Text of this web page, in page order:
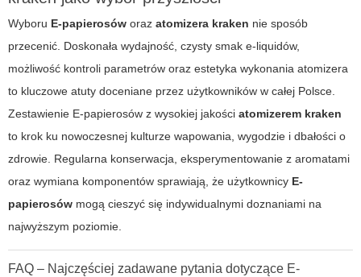
Wyboru E-papierosów oraz atomizera kraken nie sposób
przecenić. Doskonała wydajność, czysty smak e-liquidów,
możliwość kontroli parametrów oraz estetyka wykonania atomizera
to kluczowe atuty doceniane przez użytkowników w całej Polsce.
Zestawienie E-papierosów z wysokiej jakości atomizerem kraken
to krok ku nowoczesnej kulturze wapowania, wygodzie i dbałości o
zdrowie. Regularna konserwacja, eksperymentowanie z aromatami
oraz wymiana komponentów sprawiają, że użytkownicy E-
papierosów mogą cieszyć się indywidualnymi doznaniami na
najwyższym poziomie.
FAQ – Najczęściej zadawane pytania dotyczące E-